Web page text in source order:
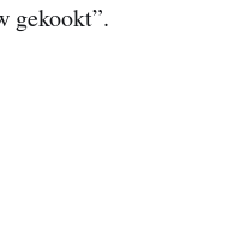
gekookt”.